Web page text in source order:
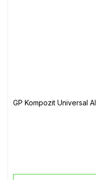
GP Kompozit Universal